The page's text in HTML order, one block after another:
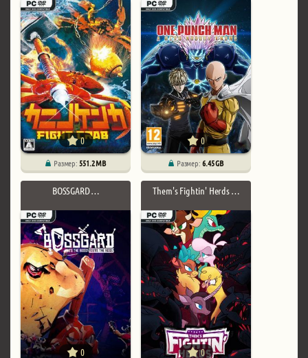
0
Размер:551.2 MB
0
Размер:6.45 GB
BOSSGARD …
0
Them's Fightin' Herds …
0